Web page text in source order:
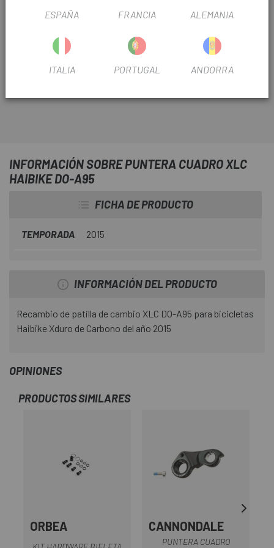
Escapa
encuentra los recambios para tu Haibike. La
que necesitas para sustituir tu patilla de cambio dañada.
INFORMACIÓN SOBRE PUNTERA CUADRO XLC
HAIBIKE DO-A95
FICHA DE PRODUCTO
TEMPORADA 2015
INFORMACIÓN DEL PRODUCTO
Recambio de patilla de cambio XLC DO-A95 para bicicletas
Haibike Xduro de Carbono del año 2015
OPINIONES
PRODUCTOS SIMILARES
ORBEA CANNONDALE
PUNTERA CUADRO
ESPAÑA FRANCIA ALEMANIA
ITALIA PORTUGAL ANDORRA